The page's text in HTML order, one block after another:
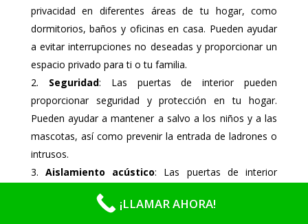
privacidad en diferentes áreas de tu hogar, como
dormitorios, baños y oficinas en casa. Pueden ayudar
a evitar interrupciones no deseadas y proporcionar un
espacio privado para ti o tu familia.
Seguridad: Las puertas de interior pueden
proporcionar seguridad y protección en tu hogar.
Pueden ayudar a mantener a salvo a los niños y a las
mascotas, así como prevenir la entrada de ladrones o
intrusos.
Aislamiento acústico: Las puertas de interior
aislamiento acústico entre habitaciones. Esto puede
¡LLAMAR AHORA!